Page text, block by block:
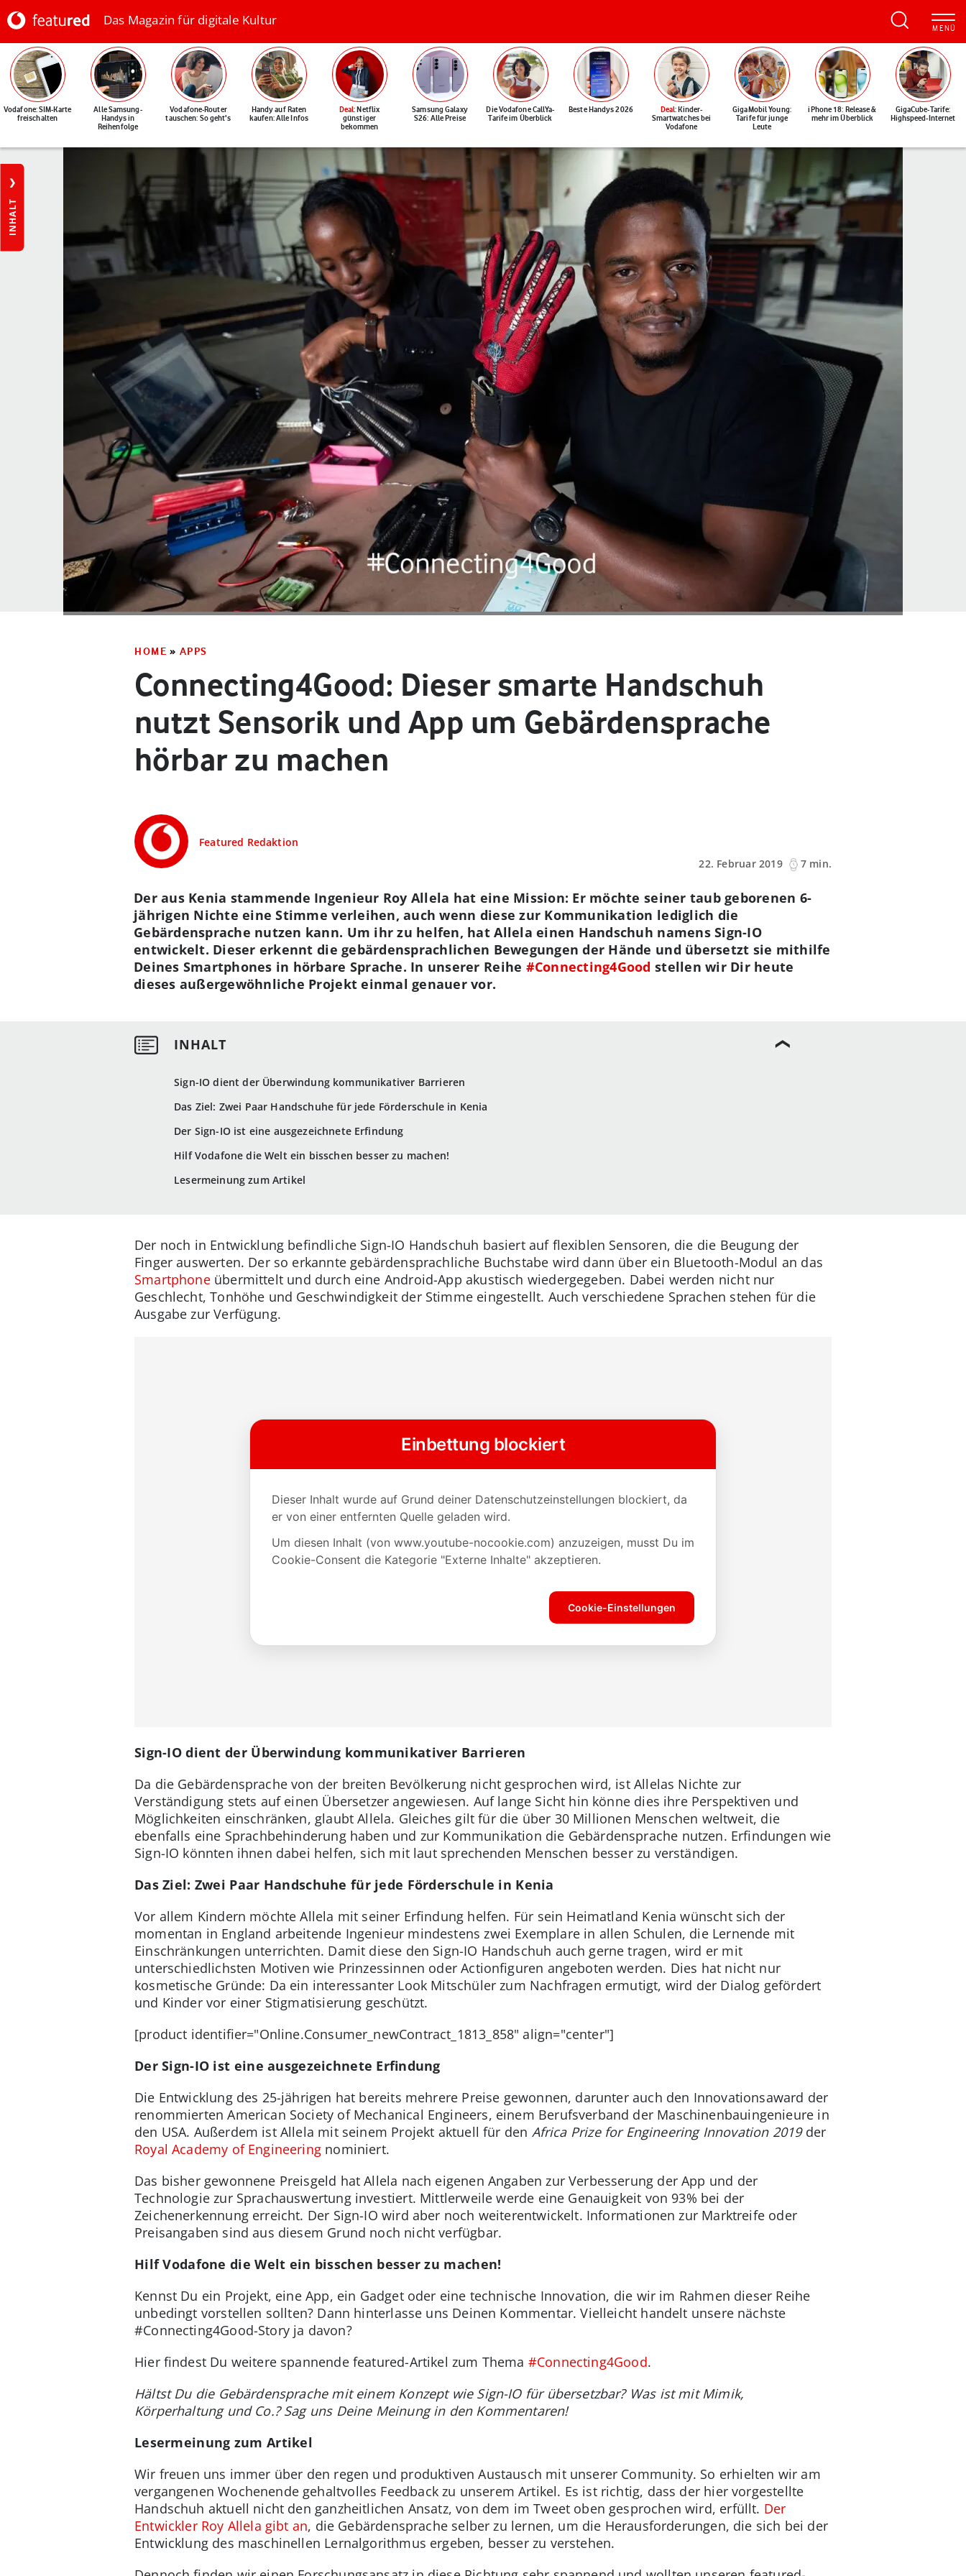
Das Magazin für digitale Kultur
Vodafone: SIM-Karte
freischalten
Alle Samsung-
Handys in
Reihenfolge
Vodafone-Router
tauschen: So geht's
Handy auf Raten
kaufen: Alle Infos
Deal: Netflix
günstiger
bekommen
Samsung Galaxy
S26: Alle Preise
Die Vodafone CallYa-
Tarife im Überblick
Beste Handys 2026 Deal: Kinder-
Smartwatches bei
Vodafone
GigaMobil Young:
Tarife für junge
Leute
iPhone 18: Release &
mehr im Überblick
GigaCube-Tarife:
Highspeed-Internet
INHALT
HOME » APPS
Connecting4Good: Dieser smarte Handschuh
nutzt Sensorik und App um Gebärdensprache
hörbar zu machen
Featured Redaktion
22. Februar 2019
7 min.
Sign-IO dient der Überwindung kommunikativer Barrieren
Das Ziel: Zwei Paar Handschuhe für jede Förderschule in Kenia
Der Sign-IO ist eine ausgezeichnete Erfindung
Hilf Vodafone die Welt ein bisschen besser zu machen!
Lesermeinung zum Artikel
Der aus Kenia stammende Ingenieur Roy Allela hat eine Mission: Er möchte seiner taub geborenen 6-
jährigen Nichte eine Stimme verleihen, auch wenn diese zur Kommunikation lediglich die
Gebärdensprache nutzen kann. Um ihr zu helfen, hat Allela einen Handschuh namens Sign-IO
entwickelt. Dieser erkennt die gebärdensprachlichen Bewegungen der Hände und übersetzt sie mithilfe
Deines Smartphones in hörbare Sprache. In unserer Reihe #Connecting4Good stellen wir Dir heute
dieses außergewöhnliche Projekt einmal genauer vor.
Der noch in Entwicklung befindliche Sign-IO Handschuh basiert auf flexiblen Sensoren, die die Beugung der
Finger auswerten. Der so erkannte gebärdensprachliche Buchstabe wird dann über ein Bluetooth-Modul an das
Smartphoneübermittelt und durch eine Android-App akustisch wiedergegeben. Dabei werden nicht nur
Geschlecht, Tonhöhe und Geschwindigkeit der Stimme eingestellt. Auch verschiedene Sprachen stehen für die
Ausgabe zur Verfügung.
Sign-IO dient der Überwindung kommunikativer Barrieren
Da die Gebärdensprache von der breiten Bevölkerung nicht gesprochen wird, ist Allelas Nichte zur
Verständigung stets auf einen Übersetzer angewiesen. Auf lange Sicht hin könne dies ihre Perspektiven und
Möglichkeiten einschränken, glaubt Allela. Gleiches gilt für die über 30 Millionen Menschen weltweit, die
ebenfalls eine Sprachbehinderung haben und zur Kommunikation die Gebärdensprache nutzen. Erfindungen wie
Sign-IO könnten ihnen dabei helfen, sich mit laut sprechenden Menschen besser zu verständigen.
Das Ziel: Zwei Paar Handschuhe für jede Förderschule in Kenia
Vor allem Kindern möchte Allela mit seiner Erfindung helfen. Für sein Heimatland Kenia wünscht sich der
momentan in England arbeitende Ingenieur mindestens zwei Exemplare in allen Schulen, die Lernende mit
Einschränkungen unterrichten. Damit diese den Sign-IO Handschuh auch gerne tragen, wird er mit
unterschiedlichsten Motiven wie Prinzessinnen oder Actionfiguren angeboten werden. Dies hat nicht nur
kosmetische Gründe: Da ein interessanter Look Mitschüler zum Nachfragen ermutigt, wird der Dialog gefördert
und Kinder vor einer Stigmatisierung geschützt.
[product identifier="Online.Consumer_newContract_1813_858" align="center"]
Der Sign-IO ist eine ausgezeichnete Erfindung
Die Entwicklung des 25-jährigen hat bereits mehrere Preise gewonnen, darunter auch den Innovationsaward der
renommierten American Society of Mechanical Engineers, einem Berufsverband der Maschinenbauingenieure in
den USA. Außerdem ist Allela mit seinem Projekt aktuell für den Africa Prize for Engineering Innovation 2019der
Royal Academy of Engineering nominiert.
Das bisher gewonnene Preisgeld hat Allela nach eigenen Angaben zur Verbesserung der App und der
Technologie zur Sprachauswertung investiert. Mittlerweile werde eine Genauigkeit von 93% bei der
Zeichenerkennung erreicht. Der Sign-IO wird aber noch weiterentwickelt. Informationen zur Marktreife oder
Preisangaben sind aus diesem Grund noch nicht verfügbar.
Hilf Vodafone die Welt ein bisschen besser zu machen!
Kennst Du ein Projekt, eine App, ein Gadget oder eine technische Innovation, die wir im Rahmen dieser Reihe
unbedingt vorstellen sollten? Dann hinterlasse uns Deinen Kommentar. Vielleicht handelt unsere nächste
#Connecting4Good-Story ja davon?
Hier findest Du weitere spannende featured-Artikel zum Thema #Connecting4Good.
Hältst Du die Gebärdensprache mit einem Konzept wie Sign-IO für übersetzbar? Was ist mit Mimik,
Körperhaltung und Co.? Sag uns Deine Meinung in den Kommentaren!
Lesermeinung zum Artikel
Wir freuen uns immer über den regen und produktiven Austausch mit unserer Community. So erhielten wir am
vergangenen Wochenende gehaltvolles Feedback zu unserem Artikel. Es ist richtig, dass der hier vorgestellte
Handschuh aktuell nicht den ganzheitlichen Ansatz, von dem im Tweet oben gesprochen wird, erfüllt. Der
Entwickler Roy Allela gibt an, die Gebärdensprache selber zu lernen, um die Herausforderungen, die sich bei der
Entwicklung des maschinellen Lernalgorithmus ergeben, besser zu verstehen.